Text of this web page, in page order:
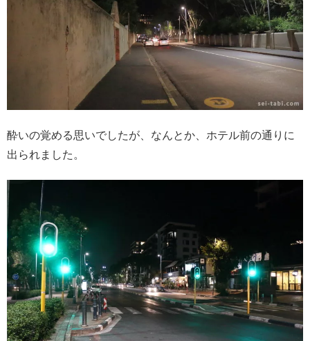
酔いの覚める思いでしたが、なんとか、ホテル前の通りに
出られました。